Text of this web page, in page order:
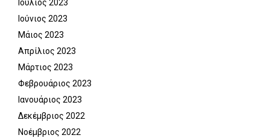
Ιούλιος 2023
Ιούνιος 2023
Μάιος 2023
Απρίλιος 2023
Μάρτιος 2023
Φεβρουάριος 2023
Ιανουάριος 2023
Δεκέμβριος 2022
Νοέμβριος 2022